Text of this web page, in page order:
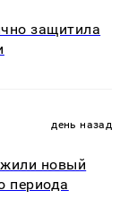
защитила
день назад
новый
периода